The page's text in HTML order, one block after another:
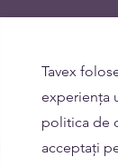
următor:
Tavex
experiența
politica de
acceptați